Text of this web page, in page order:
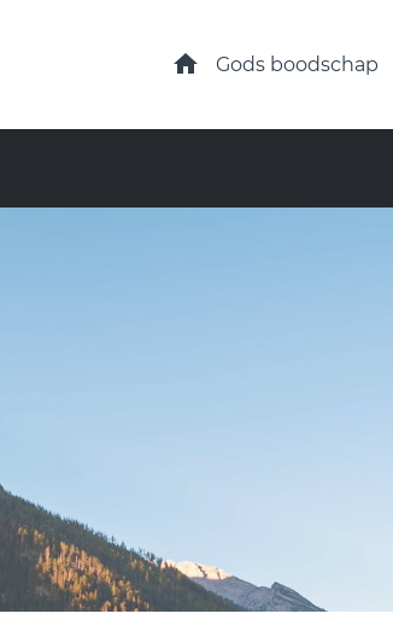
HomeGods boodschap